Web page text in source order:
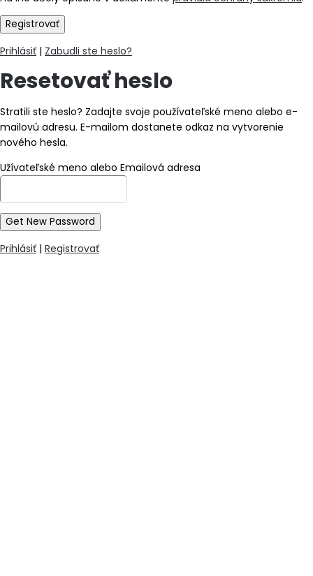
Prihlásiť | Zabudli ste heslo?
Resetovať heslo
Stratili ste heslo? Zadajte svoje používateľské meno alebo e-
mailovú adresu. E-mailom dostanete odkaz na vytvorenie
nového hesla.
Užívateľské meno alebo Emailová adresa
Prihlásiť | Registrovať